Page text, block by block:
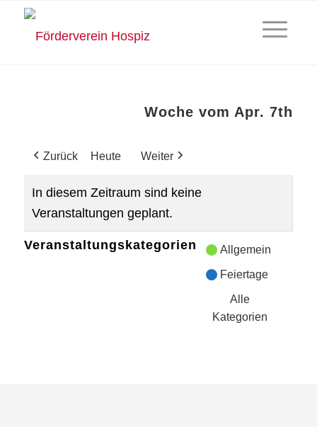
Woche vom Apr. 7th
Zurück Heute Weiter
In diesem Zeitraum sind keine
Veranstaltungen geplant.
Veranstaltungskategorien Allgemein
Feiertage
Alle
Kategorien